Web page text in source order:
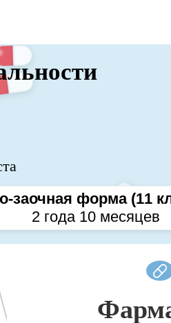
заочная форма (11
2 года 10 месяцев